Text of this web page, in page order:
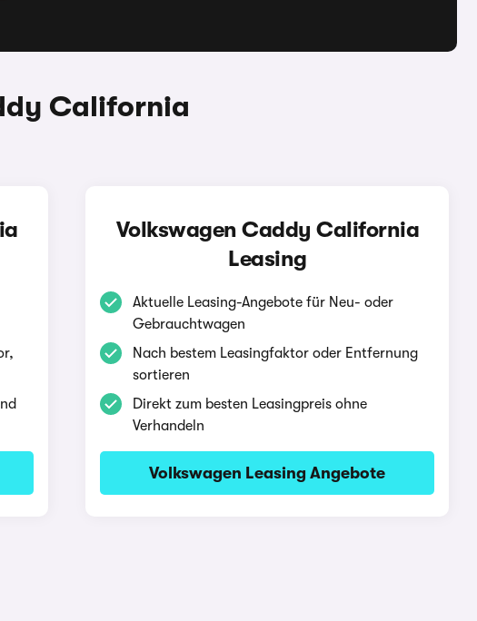
California
Volkswagen Caddy California
Leasing
Aktuelle Leasing-Angebote für Neu- oder
Gebrauchtwagen
Nach bestem Leasingfaktor oder Entfernung
sortieren
Direkt zum besten Leasingpreis ohne
Verhandeln
Volkswagen Leasing Angebote